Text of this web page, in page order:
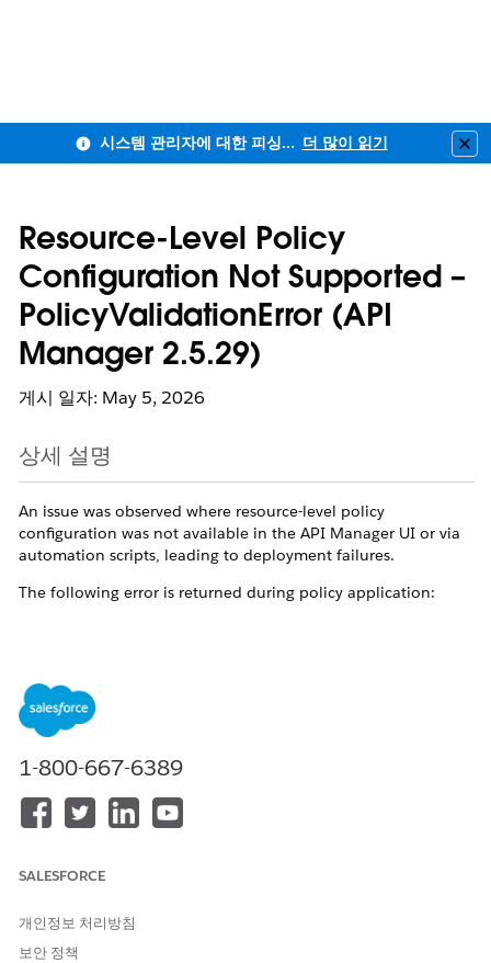
시스템 관리자에 대한 피싱 방지 MFA 및 전 직원사용자 MFA 적용 안내 더 많이 읽기
Resource-Level Policy
Configuration Not Supported –
PolicyValidationError (API
Manager 2.5.29)
게시 일자: May 5, 2026
상세 설명
An issue was observed where resource-level policy
configuration was not available in the API Manager UI or via
automation scripts, leading to deployment failures.
The following error is returned during policy application:
Environment:
API Manager Version: 2.5.29
The policy template does not support resource-level
1-800-667-6389
SALESFORCE
개인정보 처리방침
보안 정책